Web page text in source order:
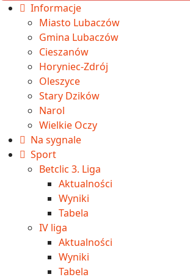
Informacje
Miasto Lubaczów
Gmina Lubaczów
Cieszanów
Horyniec-Zdrój
Oleszyce
Stary Dzików
Narol
Wielkie Oczy
Na sygnale
Sport
Betclic 3. Liga
Aktualności
Wyniki
Tabela
IV liga
Aktualności
Wyniki
Tabela